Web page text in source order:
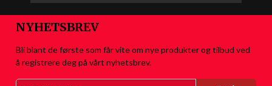
NYHETSBREV
Bli blant de første som får vite om nye produkter og tilbud ved
å registrere deg på vårt nyhetsbrev.